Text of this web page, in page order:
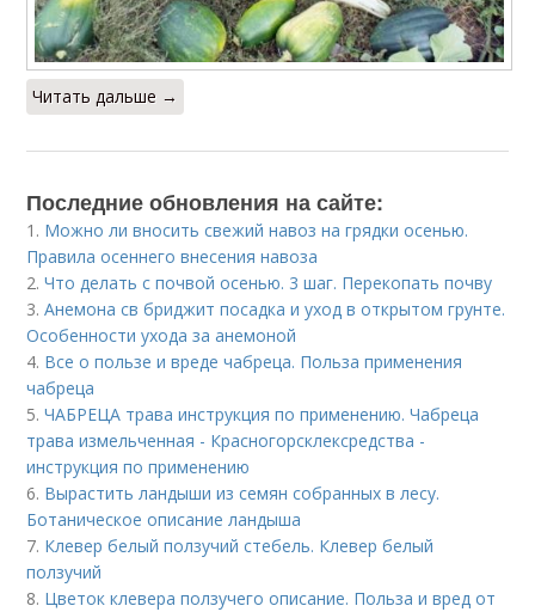
Читать дальше →
Последние обновления на сайте:
1. Можно ли вносить свежий навоз на грядки осенью.
Правила осеннего внесения навоза
2.Что делать с почвой осенью. 3 шаг. Перекопать почву
3.Анемона св бриджит посадка и уход в открытом грунте.
Особенности ухода за анемоной
4. Все о пользе и вреде чабреца. Польза применения
чабреца
5.ЧАБРЕЦА трава инструкция по применению. Чабреца
трава измельченная - Красногорсклексредства -
инструкция по применению
6. Вырастить ландыши из семян собранных в лесу.
Ботаническое описание ландыша
7. Клевер белый ползучий стебель. Клевер белый
ползучий
8. Цветок клевера ползучего описание. Польза и вред от